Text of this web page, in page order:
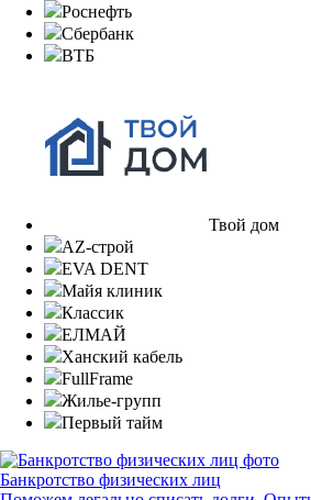
Роснефть
Сбербанк
ВТБ
Твой дом
AZ-строй
EVA DENT
Майя клиник
Классик
ЕЛМАЙ
Ханский кабель
FullFrame
Жилье-групп
Первый тайм
Банкротство физических лиц